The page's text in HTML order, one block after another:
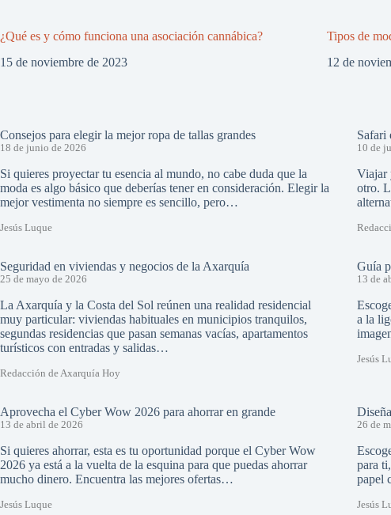
¿Qué es y cómo funciona una asociación cannábica?
15 de noviembre de 2023
Tipos de
12 de
Consejos para elegir la mejor ropa de tallas grandes
18 de junio de 2026
Si quieres proyectar tu esencia al mundo, no cabe duda que la
moda es algo básico que deberías tener en consideración. Elegir la
mejor vestimenta no siempre es sencillo, pero…
Jesús Luque
Safari
10 de
Viajar
otro.
Seguridad en viviendas y negocios de la Axarquía
25 de mayo de 2026
La Axarquía y la Costa del Sol reúnen una realidad residencial
muy particular: viviendas habituales en municipios tranquilos,
segundas residencias que pasan semanas vacías, apartamentos
turísticos con entradas y salidas…
Redacción de Axarquía Hoy
Guía
13 de
a la
Jesús
Aprovecha el Cyber Wow 2026 para ahorrar en grande
13 de abril de 2026
Si quieres ahorrar, esta es tu oportunidad porque el Cyber Wow
2026 ya está a la vuelta de la esquina para que puedas ahorrar
mucho dinero. Encuentra las mejores ofertas…
Jesús Luque
26 de
para
papel
Jesús